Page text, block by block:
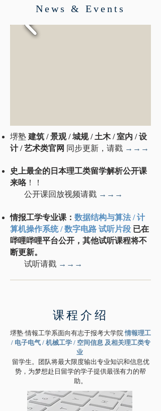
News & Events
堺塾 建筑 / 景观 / 城规 / 土木 / 室内 / 设
计 / 艺术类官网 同步更新， 请戳 →→→
史上最全的日本理工类留学解析公开课
来咯！！
公开课回放视频请戳 →→→
情报工学专业课： 数据结构与算法 / 计
算机操作系统 / 数字电路 试听片段 已在
哔哩哔哩平台公开，其他试听课程将不
断更新。
试听请戳 →→→
​课程介绍
堺塾·情報工学系面向有志于报考大学院情報理工
/ 电子电气 / 机械工学 / 空间信息 及相关理工类专
业
留学生。团队将最大限度输出专业知识和信息优
势，为梦想赴日留学的学子提供最强有力的帮
助。